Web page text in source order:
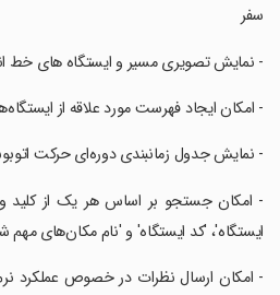
سفر
‏- نمایش تصویری مسیر و ایستگاه های خط
‏- امکان ایجاد فهرست مورد علاقه از
‏- نمایش جدول زمانبندی دوره‌ای حرکت
‏- امکان جستجو بر اساس هر یک از کلید
ایستگاه'، 'کد ایستگاه' و 'نام مکان‌‌های مهم
‏- امکان ارسال نظرات در خصوص عملکرد